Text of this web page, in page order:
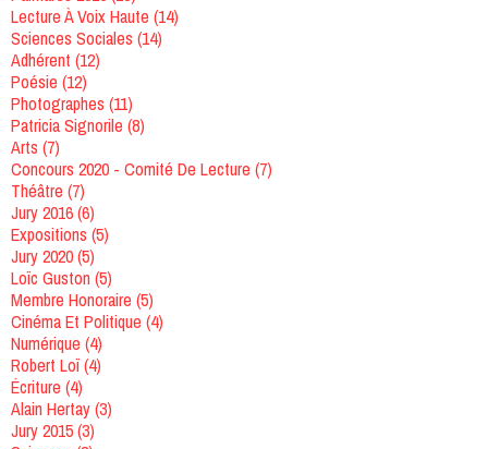
Lecture À Voix Haute (14)
Sciences Sociales (14)
Adhérent (12)
Poésie (12)
Photographes (11)
Patricia Signorile (8)
Arts (7)
Concours 2020 - Comité De Lecture (7)
Théâtre (7)
Jury 2016(6)
Expositions (5)
Jury 2020(5)
Loïc Guston (5)
Membre Honoraire (5)
Cinéma Et Politique (4)
Numérique (4)
Robert Loï(4)
Écriture (4)
Alain Hertay(3)
Jury 2015(3)